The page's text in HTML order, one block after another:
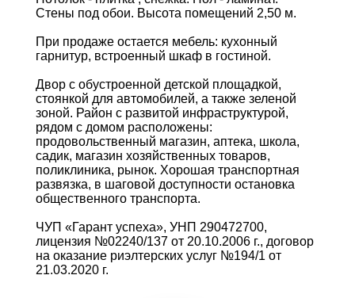
Стены под обои. Высота помещений 2,50 м.
При продаже остается мебель: кухонный
гарнитур, встроенный шкаф в гостиной.
Двор с обустроенной детской площадкой,
стоянкой для автомобилей, а также зеленой
зоной. Район с развитой инфраструктурой,
рядом с домом расположены:
продовольственный магазин, аптека, школа,
садик, магазин хозяйственных товаров,
поликлиника, рынок. Хорошая транспортная
развязка, в шаговой доступности остановка
общественного транспорта.
ЧУП «Гарант успеха», УНП 290472700,
лицензия №02240/137 от 20.10.2006 г., договор
на оказание риэлтерских услуг №194/1 от
21.03.2020 г.